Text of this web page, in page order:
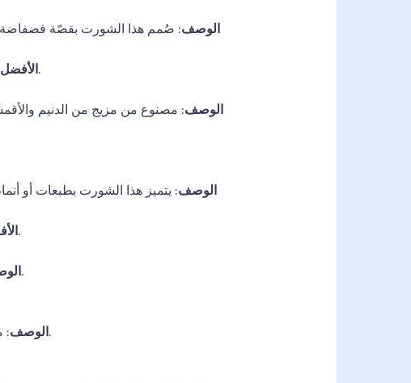
الوصف: صُمم هذا الشورت بقصّة فضفاضة
: الرياضات الخارجية، والرحلات اليومية غير الرسمية، وأي نشاط حيث تكون الراحة هي المفتاح.
الوصف: مصنوع من مزيج من الدنيم
الوصف: يتميز هذا الشورت بطبعات أو
: أيام الشاطئ، والعطلات الصيفية، وإضافة عنصر مرح إلى خزانة ملابسك الصيفية.
: بمظهر باهت أو مغسول بشكل أفتح، توفر هذه الشورتات مظهرًا مريحًا ومهترئًا مثاليًا للصيف.
الوصف: مزودة بجيوب متعددة وغالبًا ما تتميز بتصميم متين قليلاً، تجمع هذه الشورتات بين الوظيفة والأناقة.